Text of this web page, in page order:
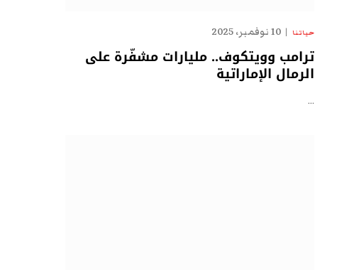
حياتنا 10 نوفمبر، 2025
ترامب وويتكوف.. مليارات مشفّرة على
الرمال الإماراتية
…